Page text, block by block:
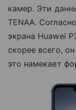
камер. Эти
TENAA.
экрана Huawei
скорее всего,
это намекает